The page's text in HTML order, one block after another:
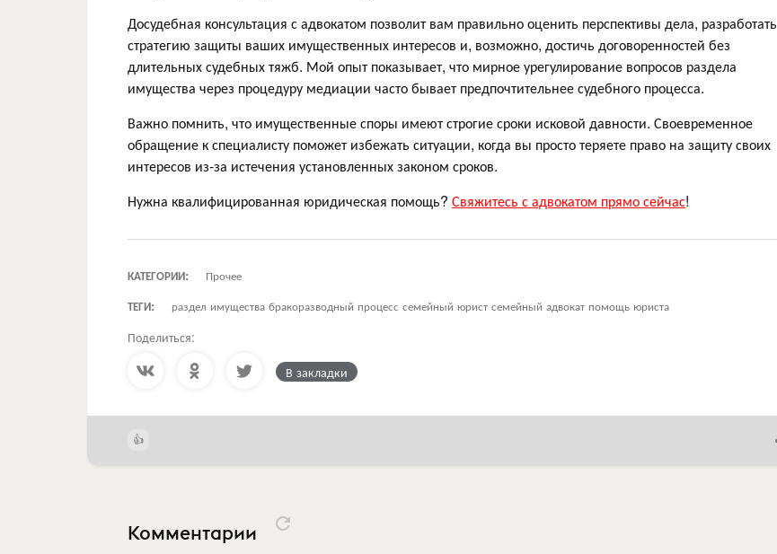
Досудебная консультация с адвокатом позволит вам правильно оценить перспективы дела, разработать
стратегию защиты ваших имущественных интересов и, возможно, достичь договоренностей без
длительных судебных тяжб. Мой опыт показывает, что мирное урегулирование вопросов раздела
имущества через процедуру медиации часто бывает предпочтительнее судебного процесса.
Важно помнить, что имущественные споры имеют строгие сроки исковой давности. Своевременное
обращение к специалисту поможет избежать ситуации, когда вы просто теряете право на защиту своих
интересов из-за истечения установленных законом сроков.
Нужна квалифицированная юридическая помощь? Свяжитесь с адвокатом прямо сейчас!
КАТЕГОРИИ:
Прочее
ТЕГИ:
раздел имущества бракоразводный процесс семейный юрист семейный адвокат помощь юриста
Поделиться:
В закладки
Комментарии